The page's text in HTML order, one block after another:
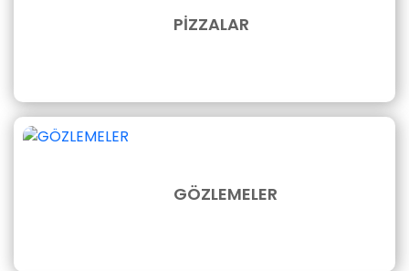
PİZZALAR
GÖZLEMELER